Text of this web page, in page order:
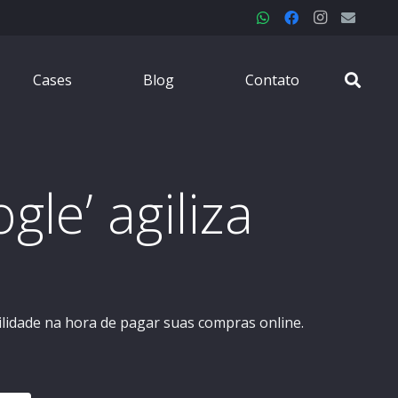
Cases Blog Contato
agiliza
na hora de pagar suas compras online.